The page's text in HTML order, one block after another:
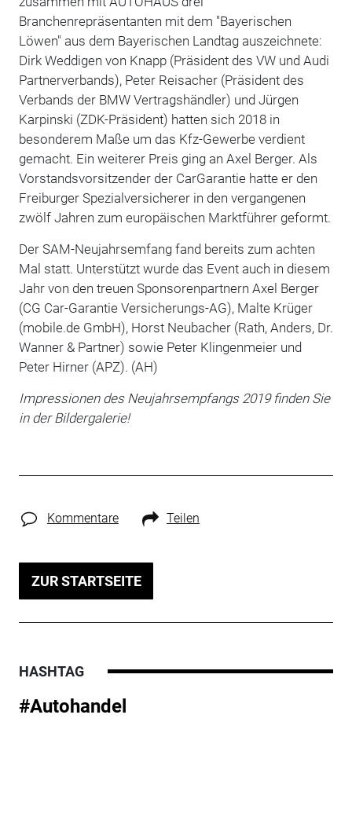
Branchenrepräsentanten mit dem "Bayerischen
Löwen" aus dem Bayerischen Landtag auszeichnete:
Dirk Weddigen von Knapp (Präsident des VW und Audi
Partnerverbands), Peter Reisacher (Präsident des
Verbands der BMW Vertragshändler) und Jürgen
Karpinski (ZDK-Präsident) hatten sich 2018 in
besonderem Maße um das Kfz-Gewerbe verdient
gemacht. Ein weiterer Preis ging an Axel Berger. Als
Vorstandsvorsitzender der CarGarantie hatte er den
Freiburger Spezialversicherer in den vergangenen
zwölf Jahren zum europäischen Marktführer geformt.
Der SAM-Neujahrsemfang fand bereits zum achten
Mal statt. Unterstützt wurde das Event auch in diesem
Jahr von den treuen Sponsorenpartnern Axel Berger
(CG Car-Garantie Versicherungs-AG), Malte Krüger
(mobile.de GmbH), Horst Neubacher (Rath, Anders, Dr.
Wanner & Partner) sowie Peter Klingenmeier und
Peter Hirner (APZ). (AH)
Impressionen des Neujahrsempfangs 2019 finden Sie
in der Bildergalerie!
Kommentare Teilen
ZUR STARTSEITE
HASHTAG
#Autohandel